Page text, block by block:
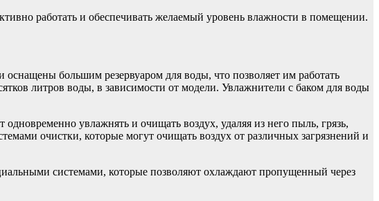
работать и обеспечивать желаемый уровень влажности в помещении.
большим резервуаром для воды, что позволяет им работать
литров воды, в зависимости от модели. Увлажнители с баком для воды
увлажнять и очищать воздух, удаляя из него пыль, грязь,
очистки, которые могут очищать воздух от различных загрязнений и
системами, которые позволяют охлаждают пропущенный через